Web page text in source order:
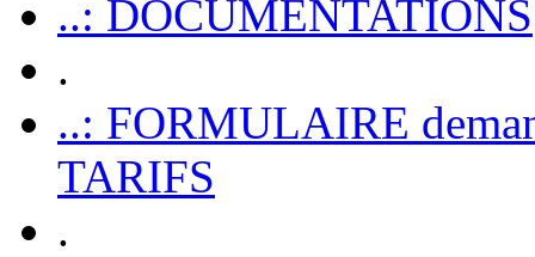
..: DOCUMENTATIONS
.
..: FORMULAIRE
TARIFS
.